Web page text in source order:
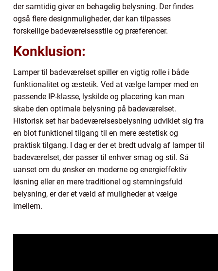
der samtidig giver en behagelig belysning. Der findes
også flere designmuligheder, der kan tilpasses
forskellige badeværelsesstile og præferencer.
Konklusion:
Lamper til badeværelset spiller en vigtig rolle i både
funktionalitet og æstetik. Ved at vælge lamper med en
passende IP-klasse, lyskilde og placering kan man
skabe den optimale belysning på badeværelset.
Historisk set har badeværelsesbelysning udviklet sig fra
en blot funktionel tilgang til en mere æstetisk og
praktisk tilgang. I dag er der et bredt udvalg af lamper til
badeværelset, der passer til enhver smag og stil. Så
uanset om du ønsker en moderne og energieffektiv
løsning eller en mere traditionel og stemningsfuld
belysning, er der et væld af muligheder at vælge
imellem.